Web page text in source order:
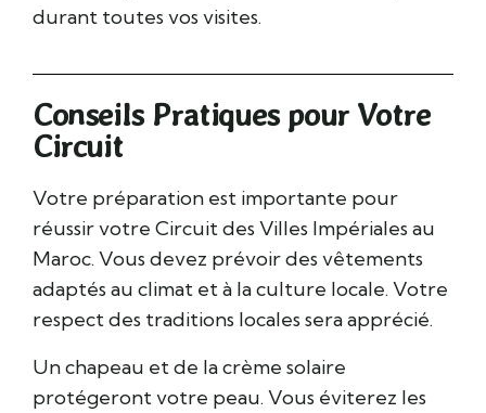
durant toutes vos visites.
Conseils Pratiques pour Votre
Circuit
Votre préparation est importante pour
réussir votre Circuit des Villes Impériales au
Maroc. Vous devez prévoir des vêtements
adaptés au climat et à la culture locale. Votre
respect des traditions locales sera apprécié.
Un chapeau et de la crème solaire
protégeront votre peau. Vous éviterez les